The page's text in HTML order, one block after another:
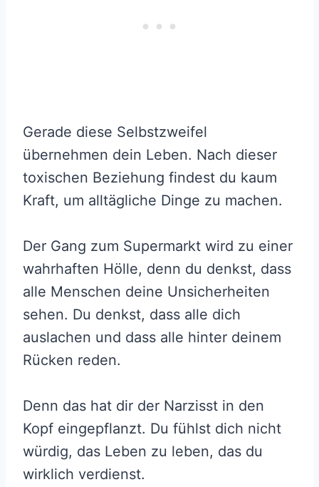
Gerade diese Selbstzweifel
übernehmen dein Leben. Nach dieser
toxischen Beziehung findest du kaum
Kraft, um alltägliche Dinge zu machen.
Der Gang zum Supermarkt wird zu einer
wahrhaften Hölle, denn du denkst, dass
alle Menschen deine Unsicherheiten
sehen. Du denkst, dass alle dich
auslachen und dass alle hinter deinem
Rücken reden.
Denn das hat dir der Narzisst in den
Kopf eingepflanzt. Du fühlst dich nicht
würdig, das Leben zu leben, das du
wirklich verdienst.